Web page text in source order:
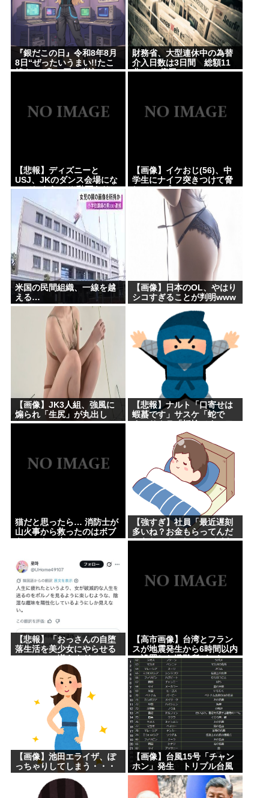
『銀だこの日』令和8年8月
8日“ぜったいうまい!!たこ
焼を、1舟88円（税込）で
財務省、大型連休中の為替
介入日数は3日間 総額11
兆7349億円
【悲報】ディズニーと
USJ、JKのダンス会場にな
ってしまう （※動画あり）
【画像】イケおじ(56)、中
学生にナイフ突きつけて脅
してレ●プwww
米国の民間組織、一線を越
える…
【画像】日本のOL、やはり
シコすぎることが判明www
【画像】JK3人組、強風に
煽られ「生尻」が丸出し
に・・・
【悲報】ナルト「口寄せは
蝦蟇です」サスケ「蛇で
す」サクラ「蛞蝓です」ワ
イ「うおおお！！」
猫だと思ったら… 消防士が
山火事から救ったのはボブ
キャットの赤ちゃん！
【強すぎ】社員「最近遅刻
多いね？お金もらってんだ
からちゃんとして」バイト
【悲報】「おっさんの自堕
落生活を美少女にやらせる
アニメ」、増えすぎてフェ
ミにバレるwww
【高市画像】台湾とフラン
スが地震発生から6時間以内
に設置した避難所がこれ
www
【画像】池田エライザ、ぽ
っちゃりしてしまう・・・
【画像】台風15号「チャン
ホン」発生 トリプル台風
に…